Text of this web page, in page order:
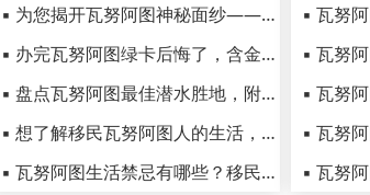
▪ 为您揭开瓦努阿图神秘面纱——被评为世界上最幸福的地方
▪ 办完瓦努阿图绿卡后悔了，含金量高的瓦努阿图绿卡是骗局吗
▪ 盘点瓦努阿图最佳潜水胜地，附全球最美的十大潜水度假胜地
▪ 想了解移民瓦努阿图人的生活，从瓦国当地的风俗习惯开始！
▪ 瓦努阿图生活禁忌有哪些？移民瓦努阿图后的生活提醒